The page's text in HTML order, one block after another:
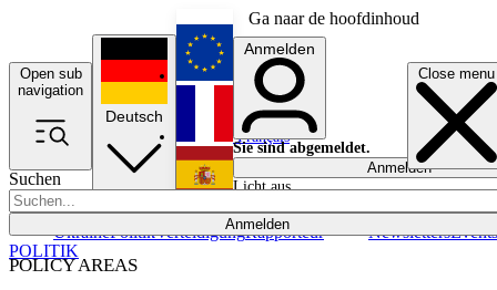
Ga naar de hoofdinhoud
Open sub
navigation
Close menu
Suchen
Anmelden
POLICY AREAS
UkrainePolitikVerteidigungRapporteur NewslettersEvents
Deutsch
English
Français
Anmelden
Sie sind abgemeldet.
Anmelden
Licht aus
POLITIK